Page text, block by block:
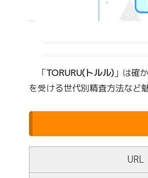
「TORURU(トルル) 」は確
を受ける世代別精査方法など
URL